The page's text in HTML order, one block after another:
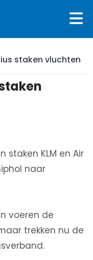
staken vluchten
staken KLM en Air
naar
voeren de
trekken nu de